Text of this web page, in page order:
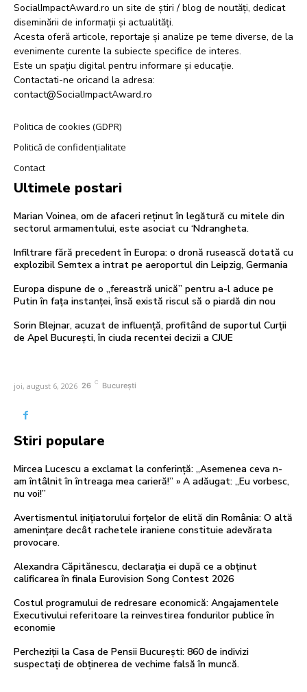
SocialImpactAward.ro un site de știri / blog de noutăți, dedicat
diseminării de informații și actualități.
Acesta oferă articole, reportaje și analize pe teme diverse, de la
evenimente curente la subiecte specifice de interes.
Este un spațiu digital pentru informare și educație.
Contactati-ne oricand la adresa:
contact@SocialImpactAward.ro
Politica de cookies (GDPR)
Politică de confidențialitate
Contact
Ultimele postari
Marian Voinea, om de afaceri reținut în legătură cu mitele din
sectorul armamentului, este asociat cu ‘Ndrangheta.
Infiltrare fără precedent în Europa: o dronă rusească dotată cu
explozibil Semtex a intrat pe aeroportul din Leipzig, Germania
Europa dispune de o „fereastră unică” pentru a-l aduce pe
Putin în fața instanței, însă există riscul să o piardă din nou
Sorin Blejnar, acuzat de influență, profitând de suportul Curții
de Apel București, în ciuda recentei decizii a CJUE
joi, august 6, 2026 26 C București
Stiri populare
Mircea Lucescu a exclamat la conferință: „Asemenea ceva n-
am întâlnit în întreaga mea carieră!” » A adăugat: „Eu vorbesc,
nu voi!”
Avertismentul inițiatorului forțelor de elită din România: O altă
amenințare decât rachetele iraniene constituie adevărata
provocare.
Alexandra Căpitănescu, declarația ei după ce a obținut
calificarea în finala Eurovision Song Contest 2026
Costul programului de redresare economică: Angajamentele
Executivului referitoare la reinvestirea fondurilor publice în
economie
Percheziții la Casa de Pensii București: 860 de indivizi
suspectați de obținerea de vechime falsă în muncă.